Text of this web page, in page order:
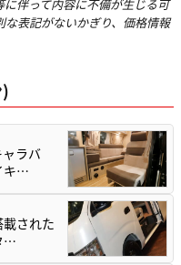
伴って内容に不備が生じる可
表記がないかぎり、価格情報
ラバ
キ…
載された
…